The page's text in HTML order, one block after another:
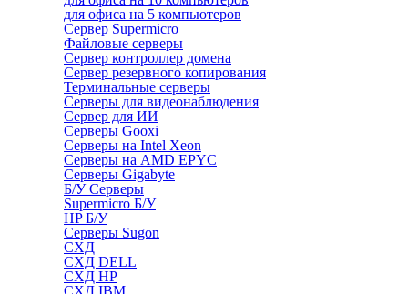
для офиса на 5 компьютеров
Сервер Supermicro
Файловые серверы
Сервер контроллер домена
Сервер резервного копирования
Терминальные серверы
Серверы для видеонаблюдения
Сервер для ИИ
Серверы Gooxi
Серверы на Intel Xeon
Серверы на AMD EPYC
Серверы Gigabyte
Б/У Серверы
Supermicro Б/У
HP Б/У
Серверы Sugon
СХД
СХД DELL
СХД HP
СХД IBM